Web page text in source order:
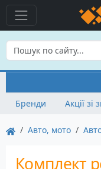
Бренди
Акції зі
Авто, мото
Комплект